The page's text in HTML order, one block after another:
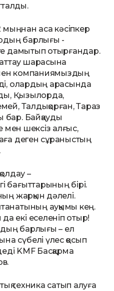
мыңнан аса кәсіпкер
барлығы -
дамытып отырғандар.
шарасына
компаниямыздың
олардың арасында
Қызылорда,
Талдықорған, Тараз
Байқауды
мен шексіз алғыс,
деген сұраныстың
–
бағыттарының бірі.
жарқын дәлелі.
ауқымы кең.
екі еселеніп отыр!
барлығы – ел
сүбелі үлес қосып
KMF Басқарма
техника сатып алуға